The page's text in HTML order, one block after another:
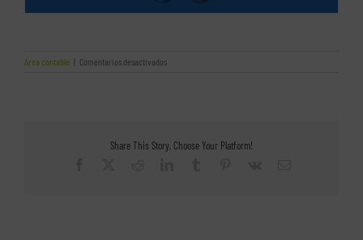
Área contable | Comentarios desactivadosen
Share This Story, Choose Your Platform!